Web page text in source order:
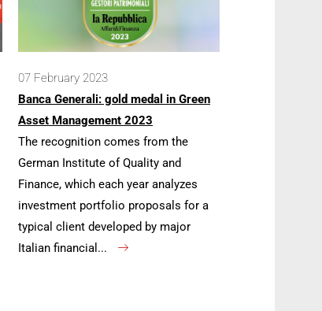
07 February 2023
Banca Generali: gold medal in Green
Asset Management 2023
The recognition comes from the
German Institute of Quality and
Finance, which each year analyzes
investment portfolio proposals for a
typical client developed by major
Italian financial...